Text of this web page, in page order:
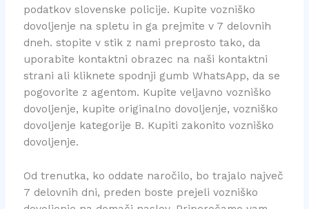
podatkov slovenske policije. Kupite vozniško
dovoljenje na spletu in ga prejmite v 7 delovnih
dneh. stopite v stik z nami preprosto tako, da
uporabite kontaktni obrazec na naši kontaktni
strani ali kliknete spodnji gumb WhatsApp, da se
pogovorite z agentom. Kupite veljavno vozniško
dovoljenje, kupite originalno dovoljenje, vozniško
dovoljenje kategorije B. Kupiti zakonito vozniško
dovoljenje.
Od trenutka, ko oddate naročilo, bo trajalo največ
7 delovnih dni, preden boste prejeli vozniško